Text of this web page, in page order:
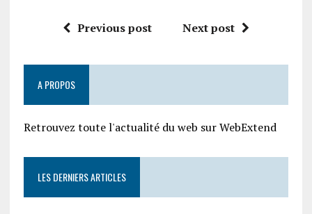
Previous post Next post
A PROPOS
Retrouvez toute l'actualité du web sur WebExtend
LES DERNIERS ARTICLES